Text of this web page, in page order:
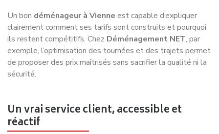
Un bon déménageur à Vienne est capable d’expliquer
clairement comment ses tarifs sont construits et pourquoi
ils restent compétitifs. Chez Déménagement NET, par
exemple, l’optimisation des tournées et des trajets permet
de proposer des prix maîtrisés sans sacrifier la qualité ni la
sécurité.
Un vrai service client, accessible et
réactif